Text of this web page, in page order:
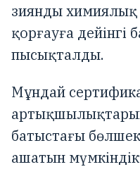
зиянды химиялық
қорғауға дейінгі
пысықталды.
Мұндай
батыстағы
ашатын